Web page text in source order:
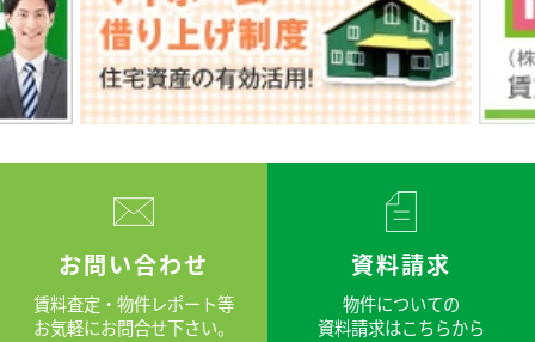
お問い合わせ
賃料査定・物件レポート等
お気軽にお問合せ下さい。
資料請求
物件についての
資料請求はこちらから